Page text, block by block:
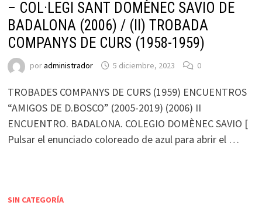
– COL·LEGI SANT DOMÈNEC SAVIO DE
BADALONA (2006) / (II) TROBADA
COMPANYS DE CURS (1958-1959)
poradministrador 5 diciembre, 2023 0
TROBADES COMPANYS DE CURS (1959) ENCUENTROS
“AMIGOS DE D.BOSCO” (2005-2019) (2006) II
ENCUENTRO. BADALONA. COLEGIO DOMÈNEC SAVIO [
Pulsar el enunciado coloreado de azul para abrir el …
SIN CATEGORÍA